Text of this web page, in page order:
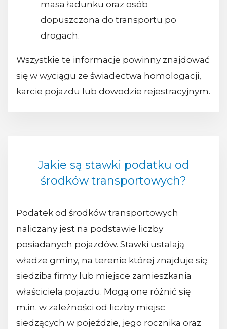
masa ładunku oraz osób
dopuszczona do transportu po
drogach.
Wszystkie te informacje powinny znajdować
się w wyciągu ze świadectwa homologacji,
karcie pojazdu lub dowodzie rejestracyjnym.
Jakie są stawki podatku od
środków transportowych?
Podatek od środków transportowych
naliczany jest na podstawie liczby
posiadanych pojazdów. Stawki ustalają
władze gminy, na terenie której znajduje się
siedziba firmy lub miejsce zamieszkania
właściciela pojazdu. Mogą one różnić się
m.in. w zależności od liczby miejsc
siedzących w pojeździe, jego rocznika oraz